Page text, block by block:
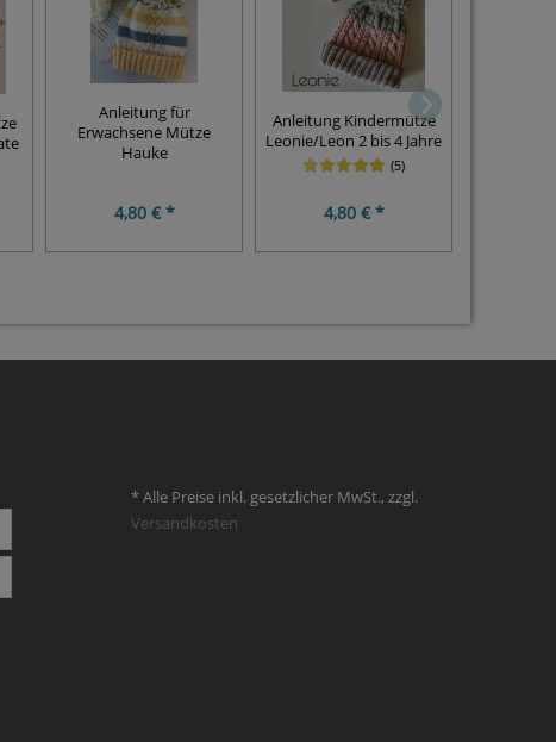
Anleitung für
Erwachsene Mütze
Hauke
4,80 € *
Anleitung Kindermütze
Leonie/Leon 2 bis 4 Jahre
(5)
4,80 € *
* Alle Preise inkl. gesetzlicher MwSt., zzgl.
Versandkosten